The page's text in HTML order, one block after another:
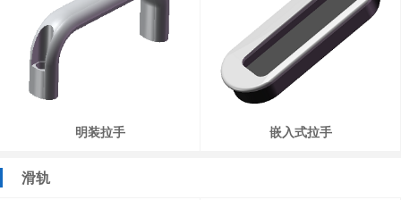
明装拉手 嵌入式拉手
滑轨